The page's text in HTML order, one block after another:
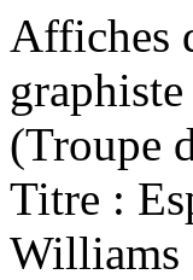
Affiches
(Troupe
Titre :
Williams